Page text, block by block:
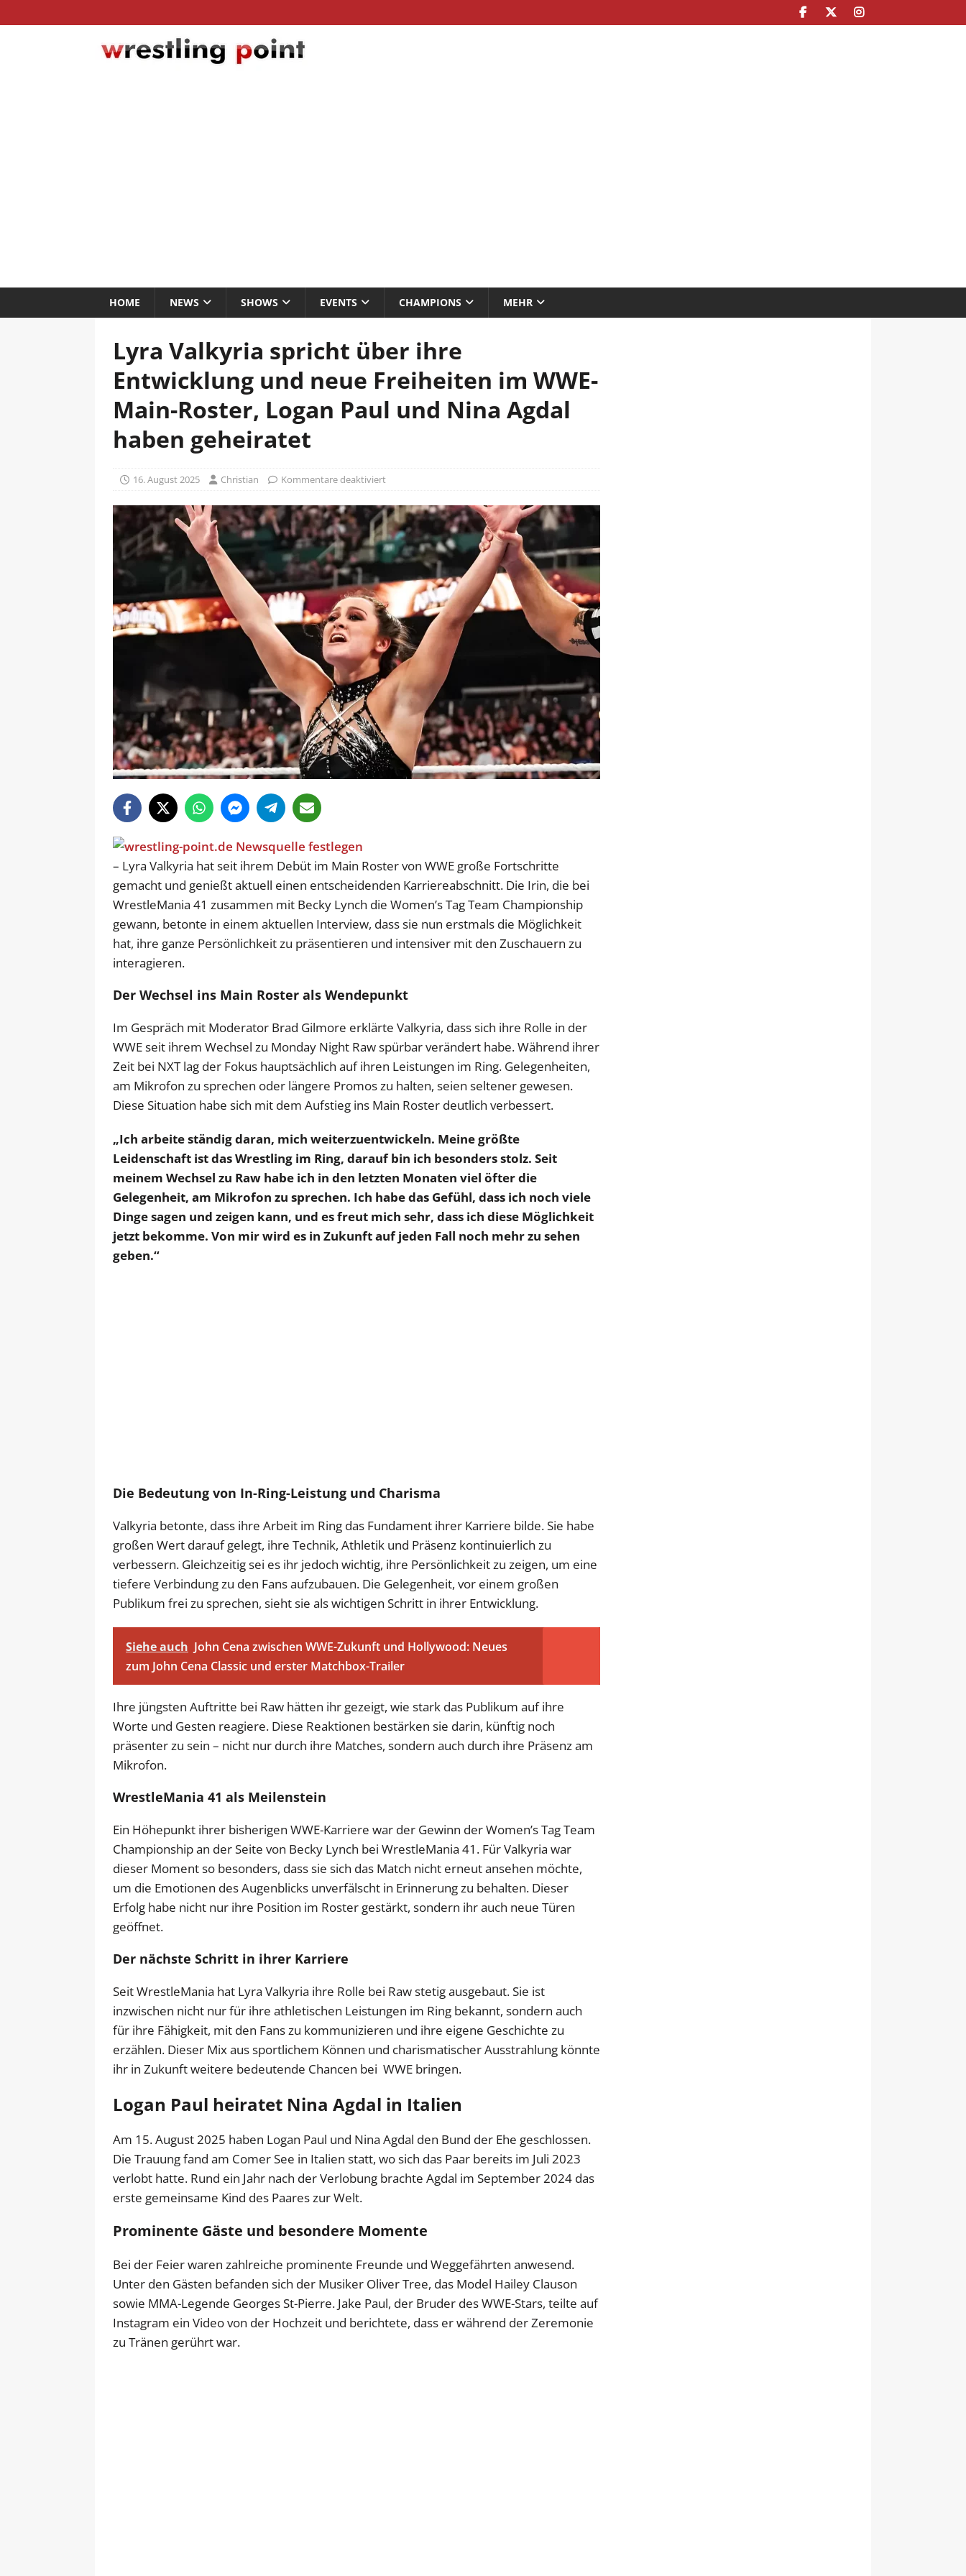
HOME NEWS SHOWS EVENTS CHAMPIONS MEHR
Lyra Valkyria spricht über ihre
Entwicklung und neue Freiheiten im WWE-
Main-Roster, Logan Paul und Nina Agdal
haben geheiratet
16. August 2025 Christian Kommentare deaktiviert
– Lyra Valkyria hat seit ihrem Debüt im Main Roster von WWE große Fortschritte
gemacht und genießt aktuell einen entscheidenden Karriereabschnitt. Die Irin, die bei
WrestleMania 41 zusammen mit Becky Lynch die Women’s Tag Team Championship
gewann, betonte in einem aktuellen Interview, dass sie nun erstmals die Möglichkeit
hat, ihre ganze Persönlichkeit zu präsentieren und intensiver mit den Zuschauern zu
interagieren.
Der Wechsel ins Main Roster als Wendepunkt
Im Gespräch mit Moderator Brad Gilmore erklärte Valkyria, dass sich ihre Rolle in der
WWE seit ihrem Wechsel zu Monday Night Raw spürbar verändert habe. Während ihrer
Zeit bei NXT lag der Fokus hauptsächlich auf ihren Leistungen im Ring. Gelegenheiten,
am Mikrofon zu sprechen oder längere Promos zu halten, seien seltener gewesen.
Diese Situation habe sich mit dem Aufstieg ins Main Roster deutlich verbessert.
„Ich arbeite ständig daran, mich weiterzuentwickeln. Meine größte
Leidenschaft ist das Wrestling im Ring, darauf bin ich besonders stolz. Seit
meinem Wechsel zu Raw habe ich in den letzten Monaten viel öfter die
Gelegenheit, am Mikrofon zu sprechen. Ich habe das Gefühl, dass ich noch viele
Dinge sagen und zeigen kann, und es freut mich sehr, dass ich diese Möglichkeit
jetzt bekomme. Von mir wird es in Zukunft auf jeden Fall noch mehr zu sehen
geben.“
Die Bedeutung von In-Ring-Leistung und Charisma
Valkyria betonte, dass ihre Arbeit im Ring das Fundament ihrer Karriere bilde. Sie habe
großen Wert darauf gelegt, ihre Technik, Athletik und Präsenz kontinuierlich zu
verbessern. Gleichzeitig sei es ihr jedoch wichtig, ihre Persönlichkeit zu zeigen, um eine
tiefere Verbindung zu den Fans aufzubauen. Die Gelegenheit, vor einem großen
Publikum frei zu sprechen, sieht sie als wichtigen Schritt in ihrer Entwicklung.
Siehe auch John Cena zwischen WWE-Zukunft und Hollywood: Neues
zum John Cena Classic und erster Matchbox-Trailer
Ihre jüngsten Auftritte bei Raw hätten ihr gezeigt, wie stark das Publikum auf ihre
Worte und Gesten reagiere. Diese Reaktionen bestärken sie darin, künftig noch
präsenter zu sein – nicht nur durch ihre Matches, sondern auch durch ihre Präsenz am
Mikrofon.
WrestleMania 41 als Meilenstein
Ein Höhepunkt ihrer bisherigen WWE-Karriere war der Gewinn der Women’s Tag Team
Championship an der Seite von Becky Lynch bei WrestleMania 41. Für Valkyria war
dieser Moment so besonders, dass sie sich das Match nicht erneut ansehen möchte,
um die Emotionen des Augenblicks unverfälscht in Erinnerung zu behalten. Dieser
Erfolg habe nicht nur ihre Position im Roster gestärkt, sondern ihr auch neue Türen
geöffnet.
Der nächste Schritt in ihrer Karriere
Seit WrestleMania hat Lyra Valkyria ihre Rolle bei Raw stetig ausgebaut. Sie ist
inzwischen nicht nur für ihre athletischen Leistungen im Ring bekannt, sondern auch
für ihre Fähigkeit, mit den Fans zu kommunizieren und ihre eigene Geschichte zu
erzählen. Dieser Mix aus sportlichem Können und charismatischer Ausstrahlung könnte
ihr in Zukunft weitere bedeutende Chancen bei WWE bringen.
Logan Paul heiratet Nina Agdal in Italien
Am 15. August 2025 haben Logan Paul und Nina Agdal den Bund der Ehe geschlossen.
Die Trauung fand am Comer See in Italien statt, wo sich das Paar bereits im Juli 2023
verlobt hatte. Rund ein Jahr nach der Verlobung brachte Agdal im September 2024 das
erste gemeinsame Kind des Paares zur Welt.
Prominente Gäste und besondere Momente
Bei der Feier waren zahlreiche prominente Freunde und Weggefährten anwesend.
Unter den Gästen befanden sich der Musiker Oliver Tree, das Model Hailey Clauson
sowie MMA-Legende Georges St-Pierre. Jake Paul, der Bruder des WWE-Stars, teilte auf
Instagram ein Video von der Hochzeit und berichtete, dass er während der Zeremonie
zu Tränen gerührt war.